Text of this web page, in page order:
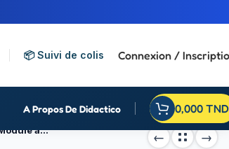
📦 Suivi de colis Connexion /
A Propos De Didactico 0,000 TND
Pompe à air micro-DC 370 3V CC 500mA – Module actionneur